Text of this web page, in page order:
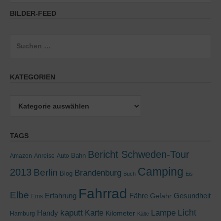
BILDER-FEED
KATEGORIEN
TAGS
Amazon Anreise Auto Bahn Bericht Schweden-Tour
2013 Berlin Blog Brandenburg Buch Camping Eis
Elbe Ems Erfahrung Fahrrad Fähre Gefahr Gesundheit
Hamburg Handy kaputt Karte Kilometer Kälte Lampe Licht